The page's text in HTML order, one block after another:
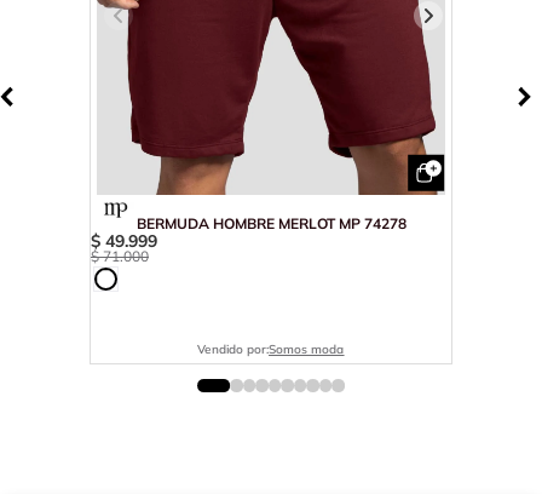
BERMUDA HOMBRE MERLOT MP 74278
$ 49.999
$ 71.000
Vendido por:Somos moda